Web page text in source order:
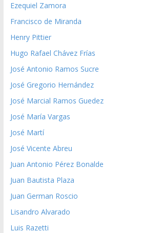
Ezequiel Zamora
Francisco de Miranda
Henry Pittier
Hugo Rafael Chávez Frías
José Antonio Ramos Sucre
José Gregorio Hernández
José Marcial Ramos Guedez
José María Vargas
José Martí
José Vicente Abreu
Juan Antonio Pérez Bonalde
Juan Bautista Plaza
Juan German Roscio
Lisandro Alvarado
Luis Razetti